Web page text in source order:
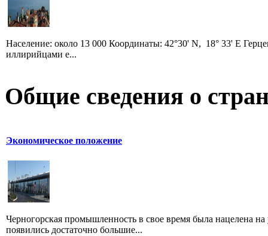
Население: около 13 000 Координаты: 42°30' N, 18° 33' E
иллирийцами е...
Общие сведения о
Экономическое положение
Черногорская промышленность в свое время была нацелена
появились достаточно большие...